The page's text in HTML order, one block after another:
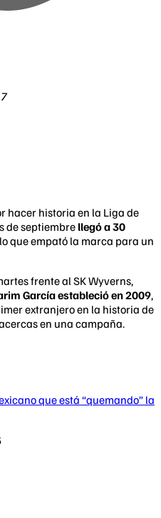
hacer historia en la Liga de
de septiembre llegó a 30
que empató la marca para un
frente al SK Wyverns,
García estableció en 2009,
extranjero en la historia de
en una campaña.
que está “quemando” la